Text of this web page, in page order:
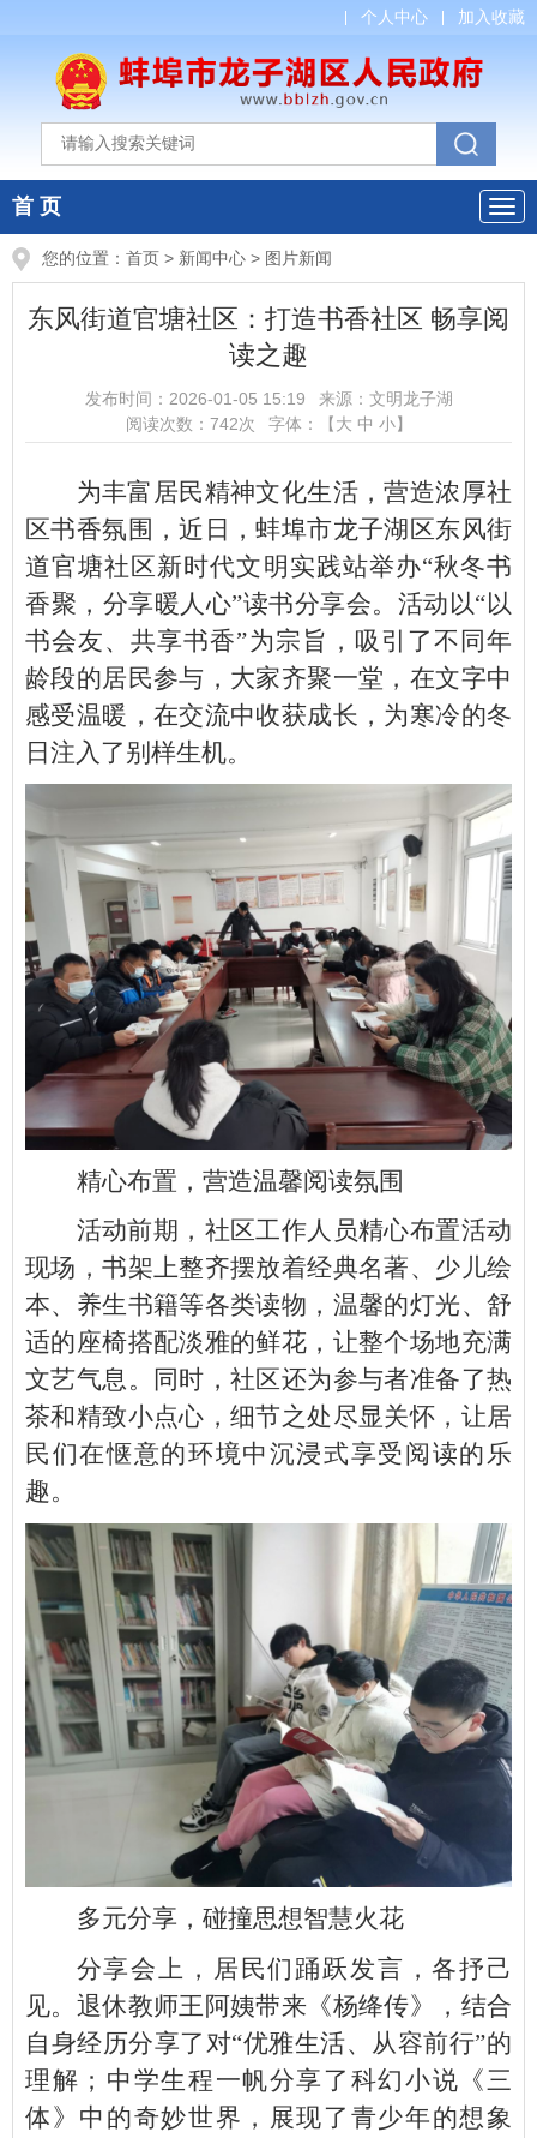
个人中心 加入收藏
首 页
您的位置： 首页 > 新闻中心 > 图片新闻
东风街道官塘社区：打造书香社区 畅享阅
读之趣
发布时间： 2026-01-05 15:19 来源： 文明龙子湖
阅读次数： 742次 字体：【大 中 小】
为丰富居民精神文化生活，营造浓厚社
区书香氛围，近日，蚌埠市龙子湖区东风街
道官塘社区新时代文明实践站举办“秋冬书
香聚，分享暖人心”读书分享会。活动以“以
书会友、共享书香”为宗旨，吸引了不同年
龄段的居民参与，大家齐聚一堂，在文字中
感受温暖，在交流中收获成长，为寒冷的冬
日注入了别样生机。
精心布置，营造温馨阅读氛围
活动前期，社区工作人员精心布置活动
现场，书架上整齐摆放着经典名著、少儿绘
本、养生书籍等各类读物，温馨的灯光、舒
适的座椅搭配淡雅的鲜花，让整个场地充满
文艺气息。同时，社区还为参与者准备了热
茶和精致小点心，细节之处尽显关怀，让居
民们在惬意的环境中沉浸式享受阅读的乐
趣。
多元分享，碰撞思想智慧火花
分享会上，居民们踊跃发言，各抒己
见。退休教师王阿姨带来《杨绛传》，结合
自身经历分享了对“优雅生活、从容前行”的
理解；中学生程一帆分享了科幻小说《三
体》中的奇妙世界，展现了青少年的想象